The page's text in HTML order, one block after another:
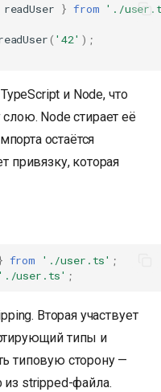
readUser } from './
( '42' );
и Node, что
Node стирает её
остаётся
привязку, которая
from './user.ts' ;
'./user.ts' ;
Вторая участвует
типы и
типовую сторону —
из stripped-файла.